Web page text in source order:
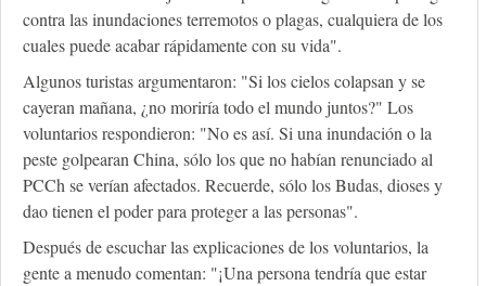
contra las inundaciones terremotos o plagas, cualquiera de los
cuales puede acabar rápidamente con su vida".
Algunos turistas argumentaron: "Si los cielos colapsan y se
cayeran mañana, ¿no moriría todo el mundo juntos?" Los
voluntarios respondieron: "No es así. Si una inundación o la
peste golpearan China, sólo los que no habían renunciado al
PCCh se verían afectados. Recuerde, sólo los Budas, dioses y
dao tienen el poder para proteger a las personas".
Después de escuchar las explicaciones de los voluntarios, la
gente a menudo comentan: "¡Una persona tendría que estar